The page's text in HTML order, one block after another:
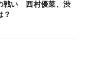
戦い 西村優菜、渋
？